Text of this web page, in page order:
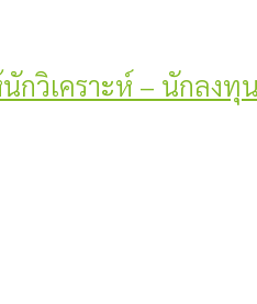
นักวิเคราะห์ – นักล